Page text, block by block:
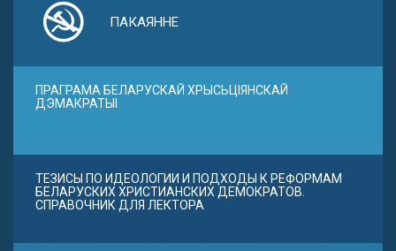
ПАКАЯННЕ
ПРАГРАМА БЕЛАРУСКАЙ ХРЫСЬЦІЯНСКАЙ
ДЭМАКРАТЫІ
ТЕЗИСЫ ПО ИДЕОЛОГИИ И ПОДХОДЫ К РЕФОРМАМ
БЕЛАРУСКИХ ХРИСТИАНСКИХ ДЕМОКРАТОВ.
СПРАВОЧНИК ДЛЯ ЛЕКТОРА